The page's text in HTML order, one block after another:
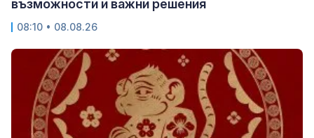
възможности и важни решения
08:10 • 08.08.26